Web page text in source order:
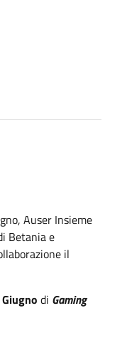
Auser Insieme
Betania e
il
Giugno di Gaming